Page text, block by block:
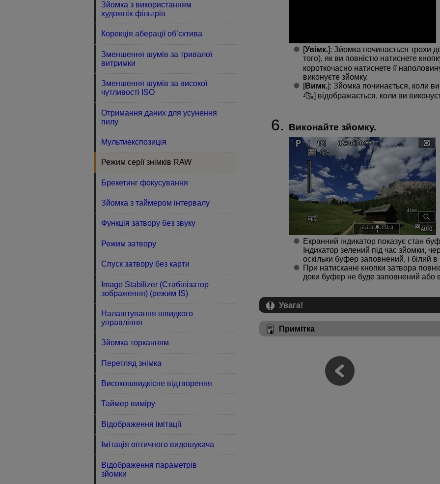
[Увімк.]: Зйомка починається трохи
того), як ви повністю натиснете
короткочасно натиснете її
виконуєте зйомку.
[Вимк.]: Зйомка починається, коли
] відображається, коли ви
Виконайте зйомку.
Екранний індикатор показує стан
Індикатор зелений під час зйомки,
оскільки буфер заповнений, і білий
При натисканні кнопки затвора
доки буфер не буде заповнений або
Увага!
Примітка
Зйомка з використанням
художніх фільтрів
Корекція аберації об’єктива
Зменшення шумів за тривалої
витримки
Зменшення шумів за високої
чутливості ISO
Отримання даних для усунення
пилу
Мультиекспозиція
Режим серії знімків RAW
Брекетинг фокусування
Зйомка з таймером інтервалу
Функція затвору без звуку
Режим затвору
Спуск затвору без карти
Image Stabilizer (Стабілізатор
зображення) (режим IS)
Налаштування швидкого
управління
Зйомка торканням
Перегляд знімка
Високошвидкісне відтворення
Таймер виміру
Відображення імітації
Імітація оптичного видошукача
Відображення параметрів
зйомки